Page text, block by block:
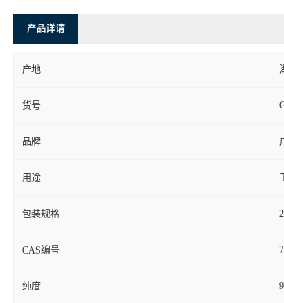
产品详请
产地
货号
品牌
用途
包装规格
CAS编号
纯度